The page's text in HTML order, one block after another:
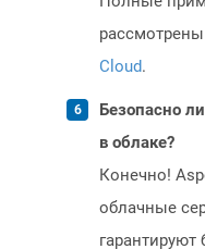
Cloud.
Безопасно
в облаке?
Конечно!
облачные
гарантируют